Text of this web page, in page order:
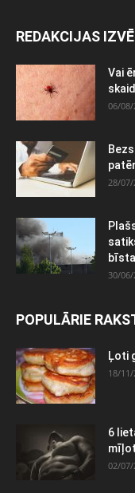
REDAKCIJAS
Vai
06/08/
28/07/
30/06/
POPULĀRIE
Ļoti
18/
6
02/07/